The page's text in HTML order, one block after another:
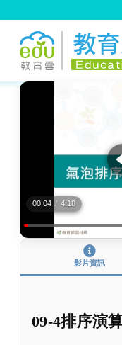
:::
00:04 / 4:18
影片資訊
09-4排序演